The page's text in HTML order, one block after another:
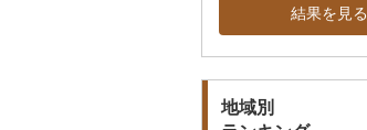
結果を見る
地域別